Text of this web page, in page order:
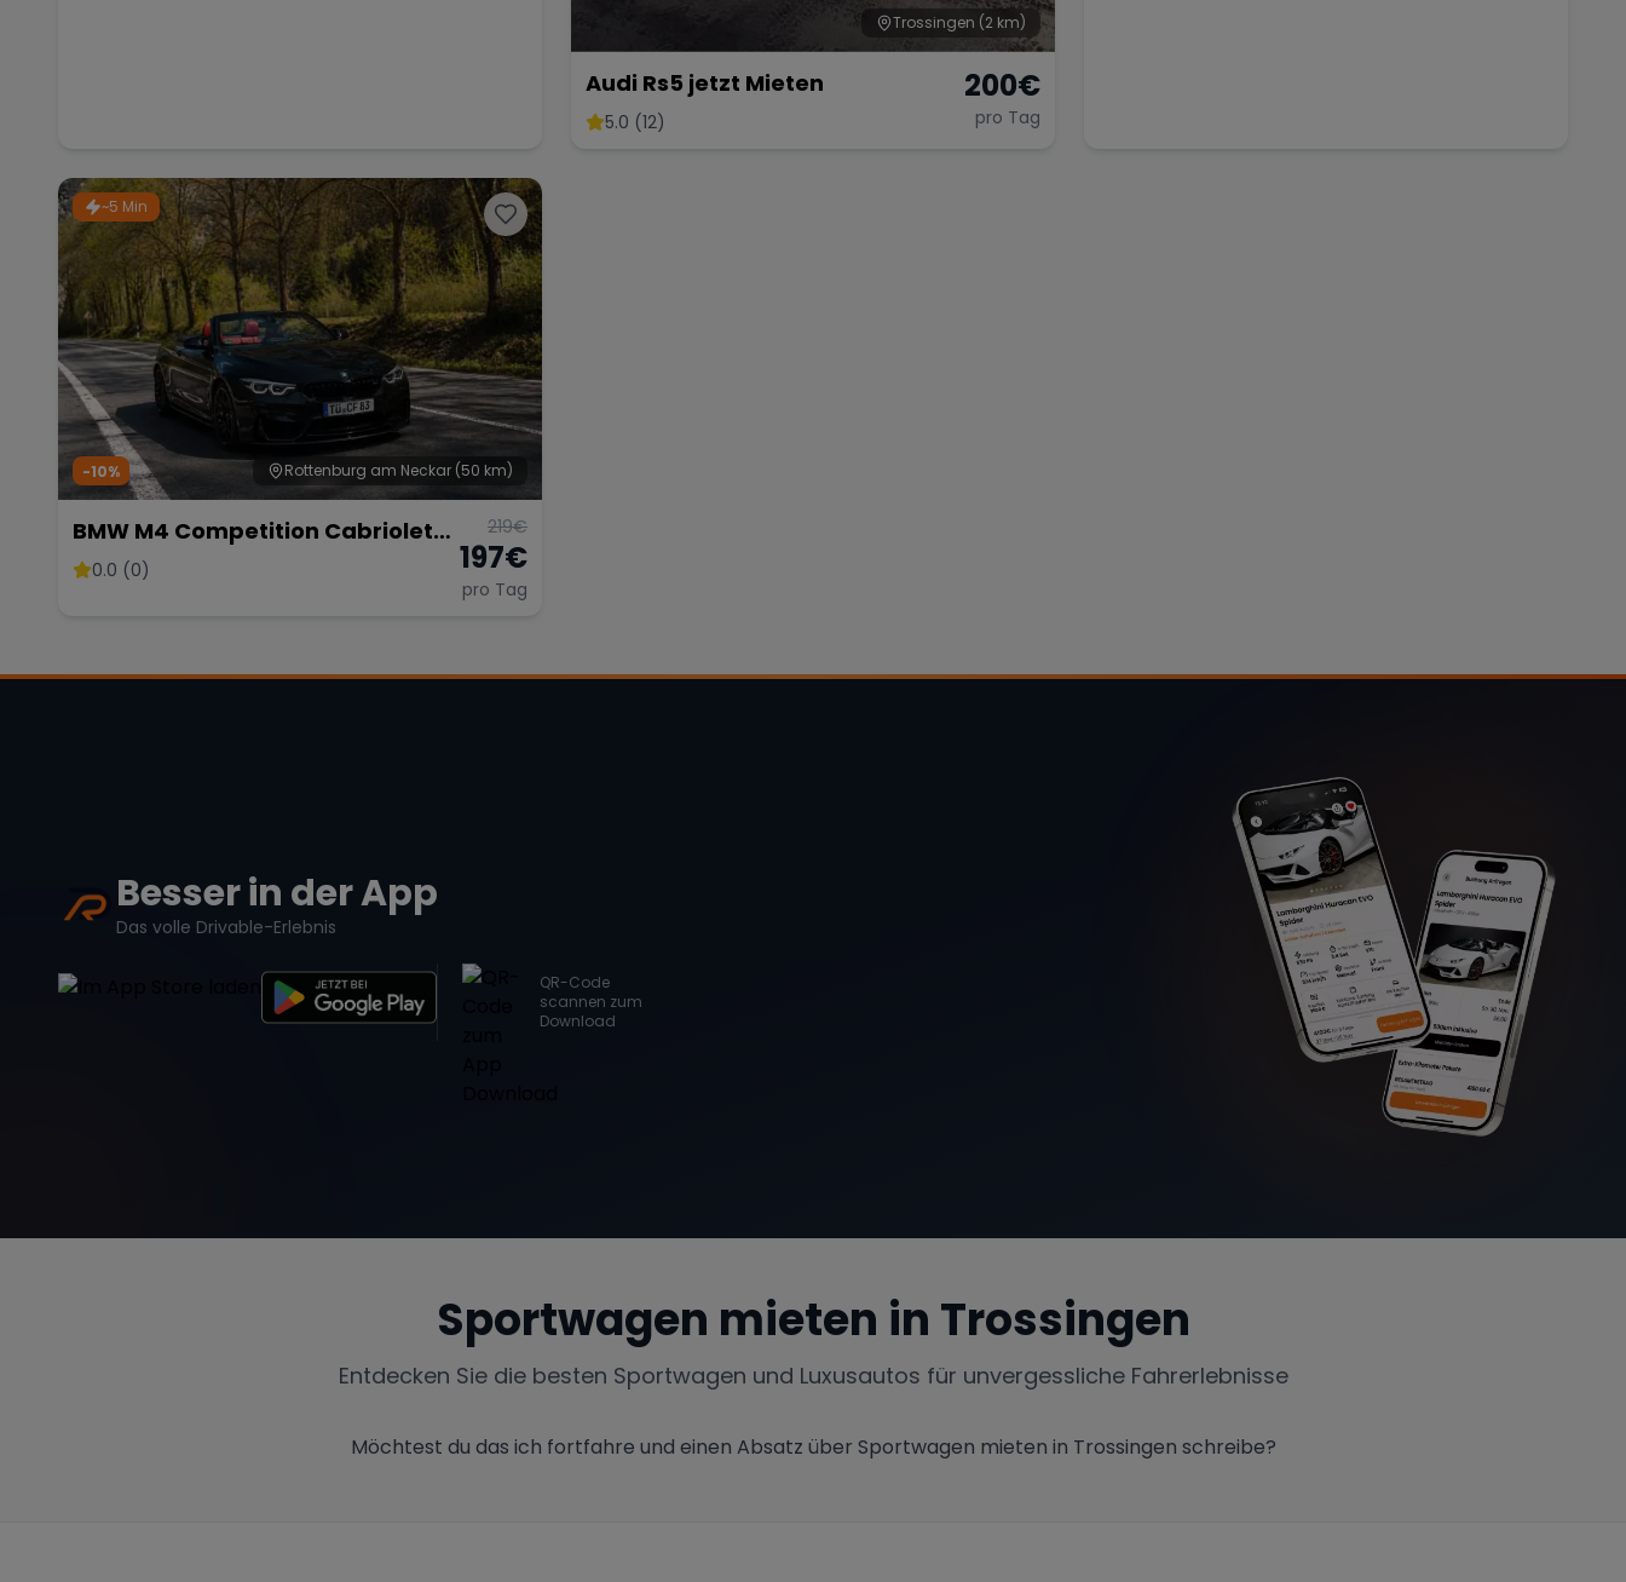
Trossingen (2 km)
Audi Rs5 jetzt Mieten
5.0 (12)
200€
pro Tag
~5 Min
Rottenburg am Neckar (50 km)
-10%
BMW M4 Competition Cabriolet
Vor Opf!!!
0.0 (0)
219€
197€
pro Tag
Besser in der App
Das volle Drivable-Erlebnis
QR-Code
scannen zum
Download
Sportwagen mieten in Trossingen
Entdecken Sie die besten Sportwagen und Luxusautos für unvergessliche Fahrerlebnisse
Möchtest du das ich fortfahre und einen Absatz über Sportwagen mieten in Trossingen schreibe?